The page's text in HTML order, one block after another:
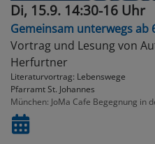
Di, 15.9. 14:30-16 Uhr
Gemeinsam unterwegs ab
Vortrag und Lesung von
Herfurtner
Literaturvortrag: Lebenswege
Pfarramt St. Johannes
München JoMa Cafe Begegnung in